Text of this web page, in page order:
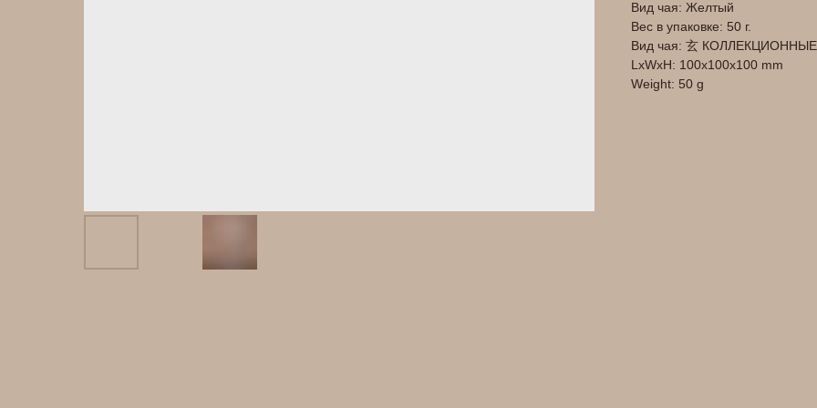
Вид чая: Желтый
Вес в упаковке: 50 г.
Вид чая: 玄
LxWxH: 100x100x100 mm
Weight: 50 g